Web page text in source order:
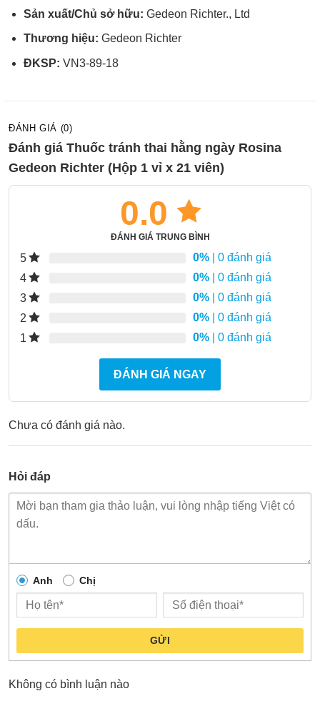
Sản xuất/Chủ sở hữu: Gedeon Richter., Ltd
Thương hiệu: Gedeon Richter
ĐKSP: VN3-89-18
ĐÁNH GIÁ (0)
Đánh giá Thuốc tránh thai hằng ngày Rosina
Gedeon Richter (Hộp 1 vỉ x 21 viên)
0.0
ĐÁNH GIÁ TRUNG BÌNH
5 0% | 0 đánh giá
4
0% | 0 đánh giá
3
0% | 0 đánh giá
2
0% | 0 đánh giá
1
0% | 0 đánh giá
ĐÁNH GIÁ NGAY
Chưa có đánh giá nào.
Hỏi đáp
Anh Chị
GỬI
Không có bình luận nào